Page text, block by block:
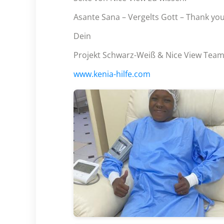
Asante Sana – Vergelts Gott – Thank
Dein
Projekt Schwarz-Weiß & Nice View Team
www.kenia-hilfe.com